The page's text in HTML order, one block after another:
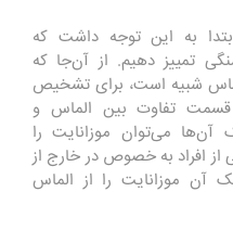
به این توجه داشت که
تمییز دهیم. از آن‌جا که
شبیه است، برای تشخیص
قسمت تفاوت بین الماس و
می‌توان موزانایت را
افراد به خصوص در خارج از
آن موزانایت را از الماس